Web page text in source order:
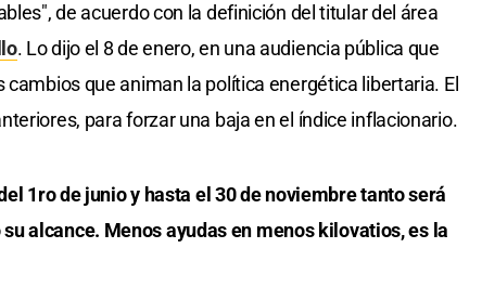
de acuerdo con la definición del titular del área
. Lo dijo el 8 de enero, en una audiencia pública que
que animan la política energética libertaria. El
para forzar una baja en el índice inflacionario.
1ro de junio y hasta el 30 de noviembre tanto será
alcance. Menos ayudas en menos kilovatios, es la